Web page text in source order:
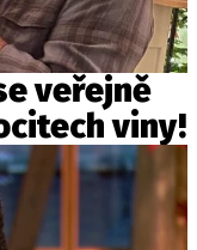
veřejně
viny!